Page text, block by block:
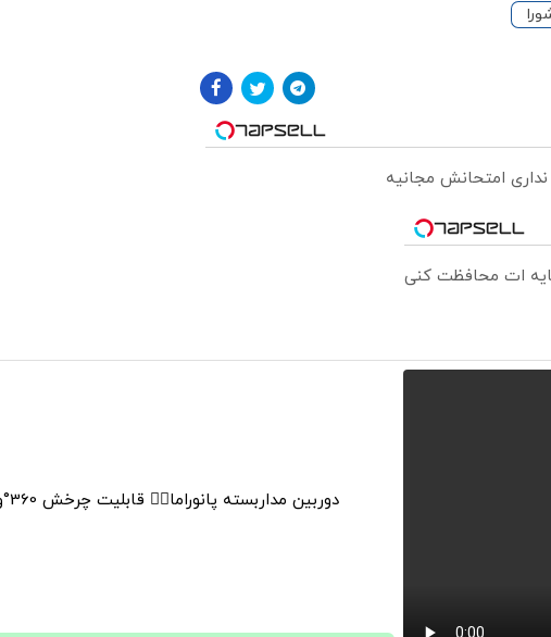
امتحانش مجانیه
ات محافظت کنی
دوربین مداربسته پانوراما👈🏻 قابلیت چرخش 360°و سازگار با اندروید و ios